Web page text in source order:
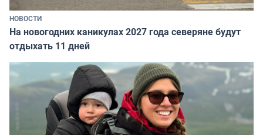
НОВОСТИ
На новогодних каникулах 2027 года северяне будут
отдыхать 11 дней